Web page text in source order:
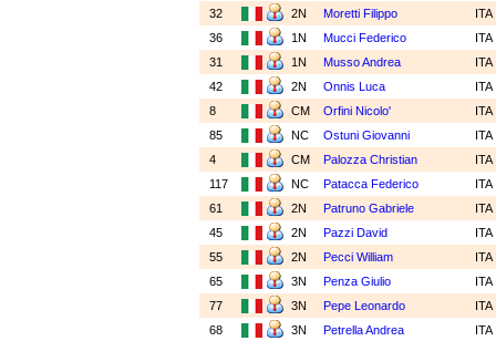
32 2N Moretti Filippo
ITA
36
1N Mucci Federico
ITA
31
1N Musso Andrea
ITA
42
2N Onnis Luca
ITA
8
CM Orfini Nicolo'
ITA
85
NC Ostuni Giovanni
ITA
4
CM Palozza Christian
ITA
117
NC Patacca Federico
ITA
61
2N Patruno Gabriele
ITA
45
2N Pazzi David
ITA
55
2N Pecci William
ITA
65
3N Penza Giulio
ITA
77
3N Pepe Leonardo
ITA
68
3N Petrella Andrea
ITA